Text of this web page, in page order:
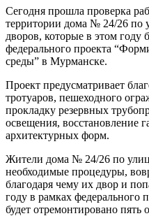
Сегодня прошла проверка
территории дома № 24/26 по
дворов, которые в этом году
федерального проекта
среды” в Мурманске.
Проект предусматривает
тротуаров, пешеходного
прокладку резервных
освещения, восстановление
архитектурных форм.
Жители дома № 24/26 по
необходимые процедуры,
благодаря чему их двор и
году в рамках федерального
будет отремонтировано пять